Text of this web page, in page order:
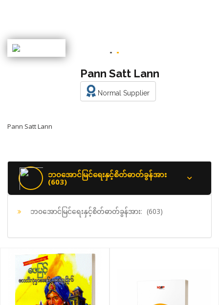
Pann Satt Lann
Normal Supplier
Pann Satt Lann
ဘ၀အောင်မြင်ရေးနှင့်စိတ်ဓာတ်ခွန်အား
(603)
ဘ၀အောင်မြင်ရေးနှင့်စိတ်ဓာတ်ခွန်အား: (603)